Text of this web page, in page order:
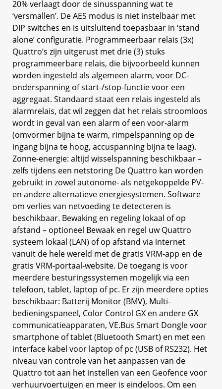
20% verlaagt door de sinusspanning wat te
‘versmallen’. De AES modus is niet instelbaar met
DIP switches en is uitsluitend toepasbaar in ‘stand
alone’ configuratie. Programmeerbaar relais (3x)
Quattro’s zijn uitgerust met drie (3) stuks
programmeerbare relais, die bijvoorbeeld kunnen
worden ingesteld als algemeen alarm, voor DC-
onderspanning of start-/stop-functie voor een
aggregaat. Standaard staat een relais ingesteld als
alarmrelais, dat wil zeggen dat het relais stroomloos
wordt in geval van een alarm of een voor-alarm
(omvormer bijna te warm, rimpelspanning op de
ingang bijna te hoog, accuspanning bijna te laag).
Zonne-energie: altijd wisselspanning beschikbaar –
zelfs tijdens een netstoring De Quattro kan worden
gebruikt in zowel autonome- als netgekoppelde PV-
en andere alternatieve energiesystemen. Software
om verlies van netvoeding te detecteren is
beschikbaar. Bewaking en regeling lokaal of op
afstand – optioneel Bewaak en regel uw Quattro
systeem lokaal (LAN) of op afstand via internet
vanuit de hele wereld met de gratis VRM-app en de
gratis VRM-portaal-website. De toegang is voor
meerdere besturingssystemen mogelijk via een
telefoon, tablet, laptop of pc. Er zijn meerdere opties
beschikbaar: Batterij Monitor (BMV), Multi-
bedieningspaneel, Color Control GX en andere GX
communicatieapparaten, VE.Bus Smart Dongle voor
smartphone of tablet (Bluetooth Smart) en met een
interface kabel voor laptop of pc (USB of RS232). Het
niveau van controle van het aanpassen van de
Quattro tot aan het instellen van een Geofence voor
verhuurvoertuigen en meer is eindeloos. Om een